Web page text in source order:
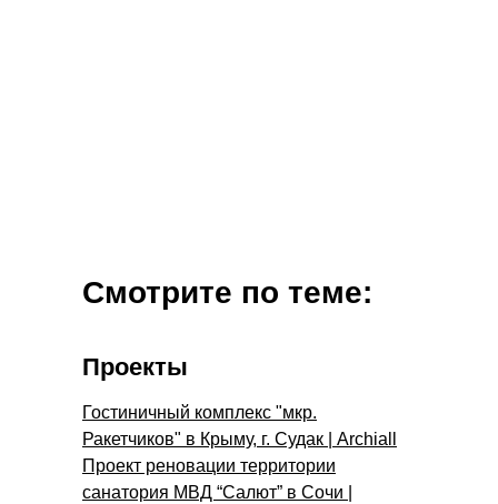
Гостиничный комплекс "мкр.
Ракетчиков" в Крыму, г. Судак | Archiall
Проект реновации территории
санатория МВД “Салют” в Сочи |
Смотрите по теме:
Проекты